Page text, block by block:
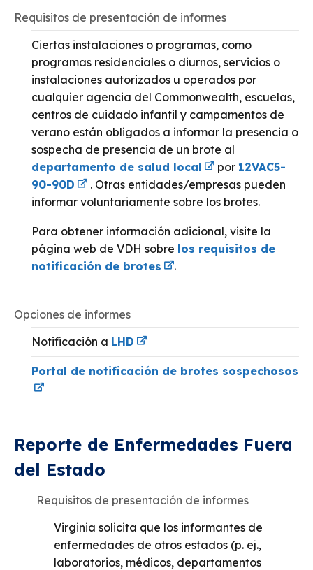
Requisitos de presentación de informes
Ciertas instalaciones o programas, como
programas residenciales o diurnos, servicios o
instalaciones autorizados u operados por
cualquier agencia del Commonwealth, escuelas,
centros de cuidado infantil y campamentos de
verano están obligados a informar la presencia o
sospecha de presencia de un brote al
departamento de salud local
por 12VAC5-
90-90D
. Otras entidades/empresas pueden
informar voluntariamente sobre los brotes.
Para obtener información adicional, visite la
página web de VDH sobre los requisitos de
notificación de brotes
.
Opciones de informes
Notificación a LHD
Portal de notificación de brotes sospechosos
Reporte de Enfermedades Fuera
del Estado
Requisitos de presentación de informes
Virginia solicita que los informantes de
enfermedades de otros estados (p. ej.,
laboratorios, médicos, departamentos